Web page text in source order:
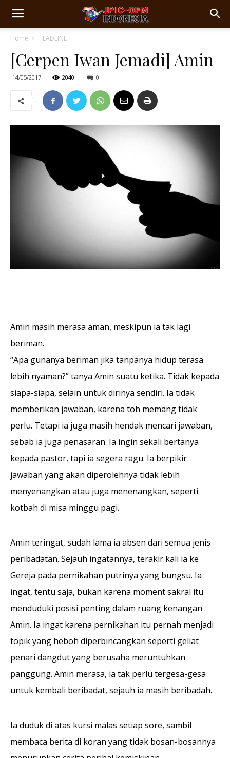
Home HEADLINE
[Cerpen Iwan Jemadi] Amin
14/05/2017 2040 0
Amin masih merasa aman, meskipun ia tak lagi
beriman.
“Apa gunanya beriman jika tanpanya hidup terasa
lebih nyaman?” tanya Amin suatu ketika. Tidak kepada
siapa-siapa, selain untuk dirinya sendiri. Ia tidak
memberikan jawaban, karena toh memang tidak
perlu. Tetapi ia juga masih hendak mencari jawaban,
sebab ia juga penasaran. Ia ingin sekali bertanya
kepada pastor, tapi ia segera ragu. Ia berpikir
jawaban yang akan diperolehnya tidak lebih
menyenangkan atau juga menenangkan, seperti
kotbah di misa minggu pagi.
Amin teringat, sudah lama ia absen dari semua jenis
peribadatan. Sejauh ingat­annya, terakir kali ia ke
Gereja pada pernikahan putri­nya yang bungsu. Ia
ingat, tentu saja, bukan karena moment sakral itu
menduduki posisi penting dalam ruang kenang­an
Amin. Ia ingat karena pernikahan itu pernah menjadi
topik yang heboh diperbincangkan seperti geliat
penari dangdut yang berusaha meruntuhkan
panggung. Amin merasa, ia tak perlu tergesa-gesa
untuk kem­bali beribadat, sejauh ia masih beribadah.
Ia duduk di atas kursi malas setiap sore, sambil
membaca berita di koran yang tidak bosan-bosannya